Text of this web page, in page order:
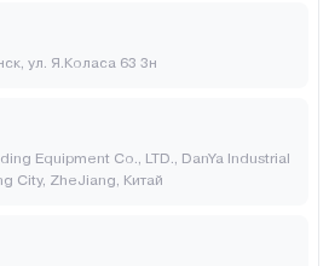
ул. Я.Коласа 63 3н
Equipment Co., LTD., DanYa Industrial
City, ZheJiang, Китай